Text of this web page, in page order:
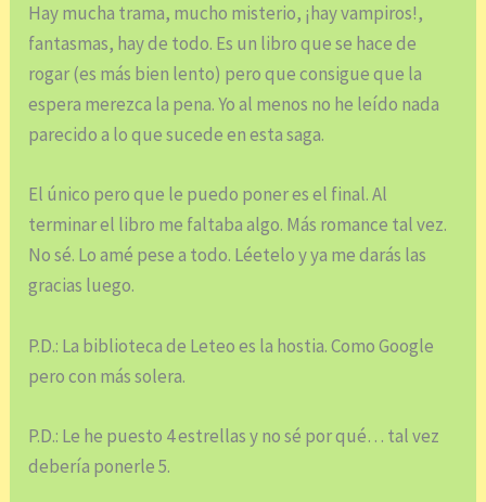
Hay mucha trama, mucho misterio, ¡hay vampiros!,
fantasmas, hay de todo. Es un libro que se hace de
rogar (es más bien lento) pero que consigue que la
espera merezca la pena. Yo al menos no he leído nada
parecido a lo que sucede en esta saga.
El único pero que le puedo poner es el final. Al
terminar el libro me faltaba algo. Más romance tal vez.
No sé. Lo amé pese a todo. Léetelo y ya me darás las
gracias luego.
P.D.: La biblioteca de Leteo es la hostia. Como Google
pero con más solera.
P.D.: Le he puesto 4 estrellas y no sé por qué… tal vez
debería ponerle 5.